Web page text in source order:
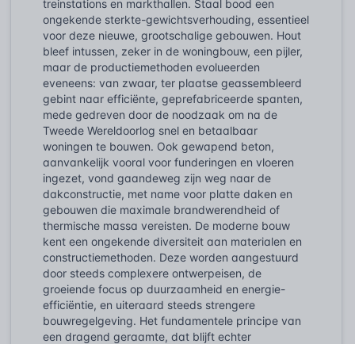
treinstations en markthallen. Staal bood een
ongekende sterkte-gewichtsverhouding, essentieel
voor deze nieuwe, grootschalige gebouwen. Hout
bleef intussen, zeker in de woningbouw, een pijler,
maar de productiemethoden evolueerden
eveneens: van zwaar, ter plaatse geassembleerd
gebint naar efficiënte, geprefabriceerde spanten,
mede gedreven door de noodzaak om na de
Tweede Wereldoorlog snel en betaalbaar
woningen te bouwen. Ook gewapend beton,
aanvankelijk vooral voor funderingen en vloeren
ingezet, vond gaandeweg zijn weg naar de
dakconstructie, met name voor platte daken en
gebouwen die maximale brandwerendheid of
thermische massa vereisten. De moderne bouw
kent een ongekende diversiteit aan materialen en
constructiemethoden. Deze worden aangestuurd
door steeds complexere ontwerpeisen, de
groeiende focus op duurzaamheid en energie-
efficiëntie, en uiteraard steeds strengere
bouwregelgeving. Het fundamentele principe van
een dragend geraamte, dat blijft echter